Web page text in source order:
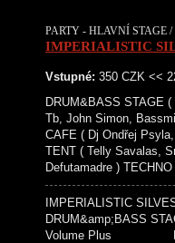
PARTY - HLAVNÍ STAGE
IMPERIALISTIC
Vstupné: 350 CZK <<
DRUM&BASS STAGE
Tb, John Simon,
CAFE ( Dj Ondřej
TENT ( Telly Savalas,
Defutamadre )
IMPERIALISTIC
Volume